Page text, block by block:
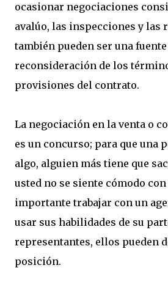
ocasionar negociaciones
avalúo, las inspecciones y las
también pueden ser una fuente
reconsideración de los
provisiones del contrato.
La negociación en la venta o
es un concurso; para que una
algo, alguien más tiene que
usted no se siente cómodo con
importante trabajar con un
usar sus habilidades de su
representantes, ellos pueden
posición.